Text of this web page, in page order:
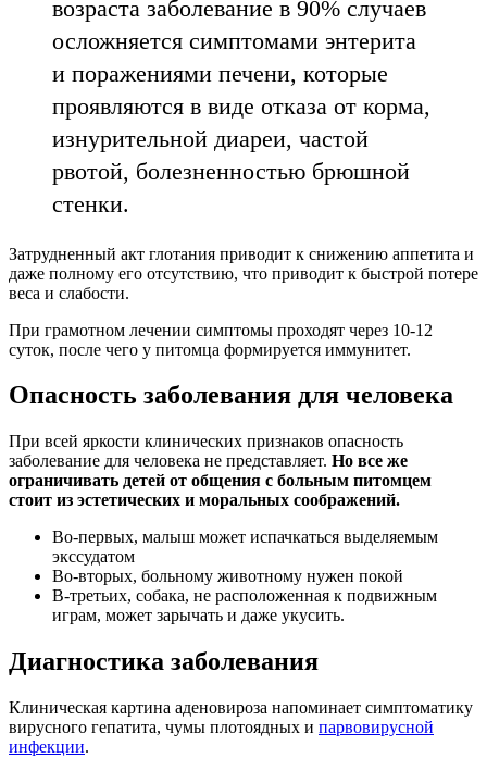
возраста заболевание в 90% случаев
осложняется симптомами энтерита
и поражениями печени, которые
проявляются в виде отказа от корма,
изнурительной диареи, частой
рвотой, болезненностью брюшной
стенки.
Затрудненный акт глотания приводит к снижению аппетита и
даже полному его отсутствию, что приводит к быстрой потере
веса и слабости.
При грамотном лечении симптомы проходят через 10-12
суток, после чего у питомца формируется иммунитет.
Опасность заболевания для человека
При всей яркости клинических признаков опасность
заболевание для человека не представляет. Но все же
ограничивать детей от общения с больным питомцем
стоит из эстетических и моральных соображений.
Во-первых, малыш может испачкаться выделяемым
экссудатом
Во-вторых, больному животному нужен покой
В-третьих, собака, не расположенная к подвижным
играм, может зарычать и даже укусить.
Диагностика заболевания
Клиническая картина аденовироза напоминает симптоматику
вирусного гепатита, чумы плотоядных и парвовирусной
инфекции.